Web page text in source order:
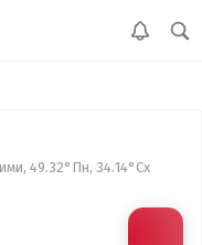
49.32°Пн, 34.14°Сх